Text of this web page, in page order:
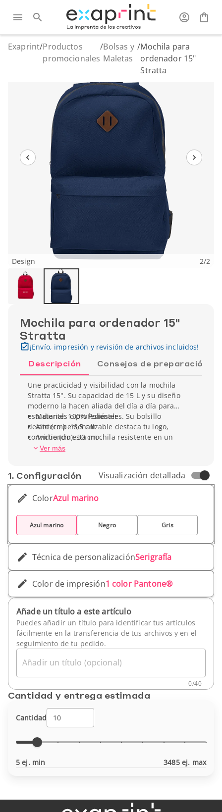
Exaprint/Productos
promocionales
/Bolsas y
Maletas
/Mochila para
ordenador 15"
Stratta
Design 2/2
Mochila para ordenador 15"
Stratta
¡Envío, impresión y revisión de archivos incluidos!
Descripción Consejos de preparación
Une practicidad y visibilidad con la mochila
Stratta 15". Su capacidad de 15 L y su diseño
moderno la hacen aliada del día a día para
estudiantes o profesionales. Su bolsillo
delantero personalizable destaca tu logo,
convirtiendo esta mochila resistente en un
soporte móvil y eficaz para campañas, eventos y
Material: 100% Poliéster
Alto (cm): 46,5 cm
Ancho (cm): 30 cm
Profundidad (cm): 14 cm
Ver más
1. Conf­iguración Visualización detallada
ColorAzul marino
Azul marino Negro Gris
Técnica de personalizaciónSerigrafía
Color de impresión1 color Pantone®
Añade un título a este artículo
Puedes añadir un título para identificar tus artículos
fácilmente en la transferencia de tus archivos y en el
seguimiento de tu pedido.
Añadir un título (opcional)
0/40
Cantidad y entrega estimada
Cantidad
5 ej. min 3485 ej. max